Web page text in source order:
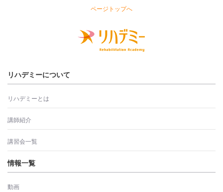
ページトップへ
リハデミーについて
リハデミーとは
講師紹介
講習会一覧
情報一覧
動画